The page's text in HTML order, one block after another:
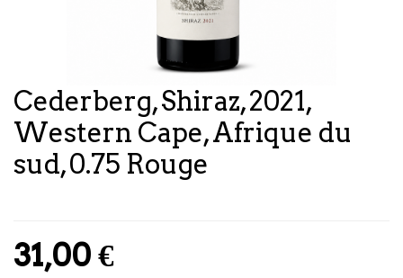
Cederberg, Shiraz, 2021,
Western Cape, Afrique du
sud, 0.75 Rouge
31,00€